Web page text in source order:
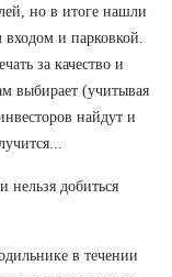
но в итоге нашли
и парковкой.
за качество и
выбирает (учитывая
найдут и
нельзя добиться
в течении